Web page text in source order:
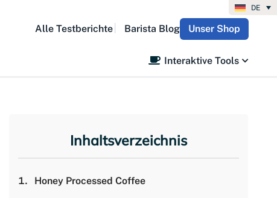
DE
Alle Testberichte Barista Blog Unser Shop
Interaktive Tools
Inhaltsverzeichnis
Honey Processed Coffee